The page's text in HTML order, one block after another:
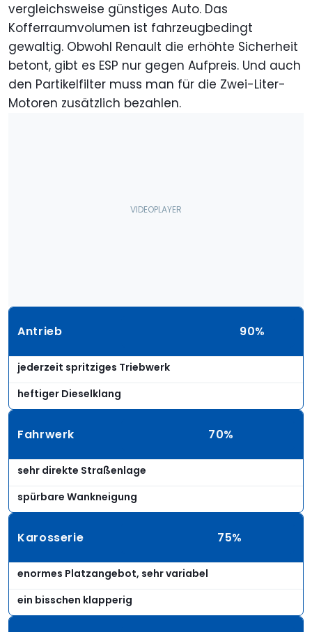
vergleichsweise günstiges Auto. Das
Kofferraumvolumen ist fahrzeugbedingt
gewaltig. Obwohl Renault die erhöhte Sicherheit
betont, gibt es ESP nur gegen Aufpreis. Und auch
den Partikelfilter muss man für die Zwei-Liter-
Motoren zusätzlich bezahlen.
Antrieb 90%
jederzeit spritziges Triebwerk
heftiger Dieselklang
Fahrwerk 70%
sehr direkte Straßenlage
spürbare Wankneigung
Karosserie 75%
enormes Platzangebot, sehr variabel
ein bisschen klapperig